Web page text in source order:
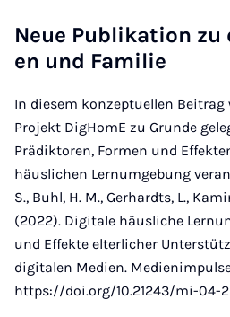
Neue Pu­bli­ka­ti­on
en und Fa­mi­lie
In diesem konzeptuellen Beitrag
Projekt DigHomE zu Grunde
Prädiktoren, Formen und
häuslichen Lernumgebung
S., Buhl, H. M., Gerhardts, L.,
(2022). Digitale häusliche
und Effekte elterlicher
digitalen Medien.
https://doi.org/10.21243/mi-04-